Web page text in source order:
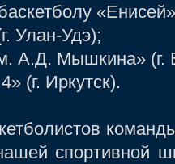
«Енисей»
Улан-Удэ);
Мышкина» (г.
(г. Иркутск).
спортивной